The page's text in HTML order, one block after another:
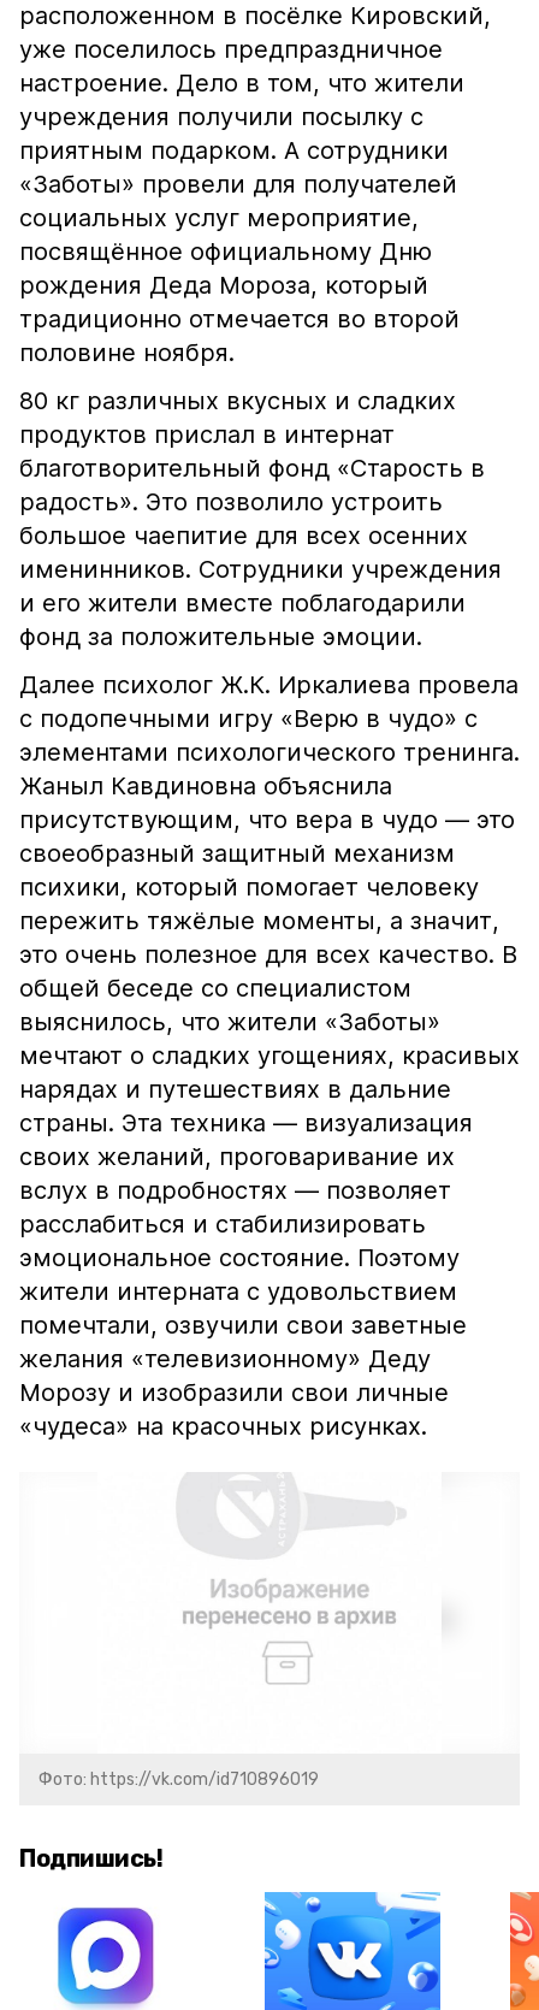
расположенном в посёлке Кировский,
уже поселилось предпраздничное
настроение. Дело в том, что жители
учреждения получили посылку с
приятным подарком. А сотрудники
«Заботы» провели для получателей
социальных услуг мероприятие,
посвящённое официальному Дню
рождения Деда Мороза, который
традиционно отмечается во второй
половине ноября.
80 кг различных вкусных и сладких
продуктов прислал в интернат
благотворительный фонд «Старость в
радость». Это позволило устроить
большое чаепитие для всех осенних
именинников. Сотрудники учреждения
и его жители вместе поблагодарили
фонд за положительные эмоции.
Далее психолог Ж.К. Иркалиева провела
с подопечными игру «Верю в чудо» с
элементами психологического тренинга.
Жаныл Кавдиновна объяснила
присутствующим, что вера в чудо — это
своеобразный защитный механизм
психики, который помогает человеку
пережить тяжёлые моменты, а значит,
это очень полезное для всех качество. В
общей беседе со специалистом
выяснилось, что жители «Заботы»
мечтают о сладких угощениях, красивых
нарядах и путешествиях в дальние
страны. Эта техника — визуализация
своих желаний, проговаривание их
вслух в подробностях — позволяет
расслабиться и стабилизировать
эмоциональное состояние. Поэтому
жители интерната с удовольствием
помечтали, озвучили свои заветные
желания «телевизионному» Деду
Морозу и изобразили свои личные
«чудеса» на красочных рисунках.
Фото: https://vk.com/id710896019
Подпишись!